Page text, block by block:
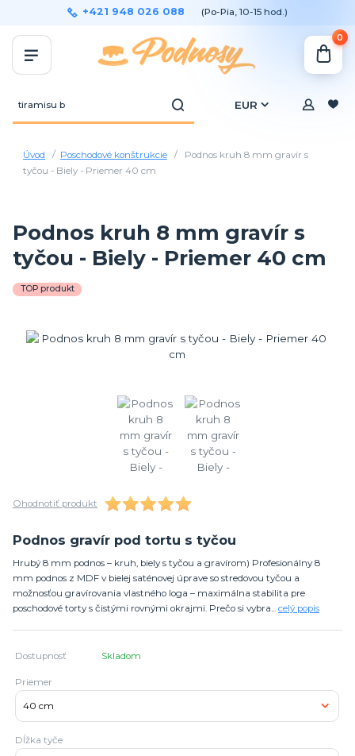
EUR
+421 948 026 088 (Po-Pia, 10-15 hod.)
0
Úvod Poschodové konštrukcie
Podnos kruh 8 mm gravír s
tyčou - Biely - Priemer 40 cm
Podnos kruh 8 mm gravír s
tyčou - Biely - Priemer 40 cm
TOP produkt
Ohodnotiť produkt
Podnos gravír pod tortu s tyčou
Hrubý 8 mm podnos – kruh, biely s tyčou a gravírom) Profesionálny 8
mm podnos z MDF v bielej saténovej úprave so stredovou tyčou a
možnosťou gravírovania vlastného loga – maximálna stabilita pre
poschodové torty s čistými rovnými okrajmi. Prečo si vybra... celý popis
Dostupnosť Skladom
Priemer
Dĺžka tyče